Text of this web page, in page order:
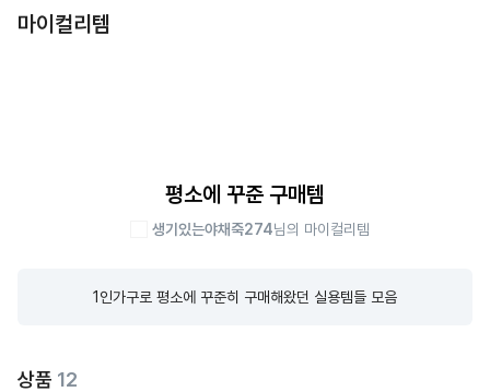
마이컬리템
평소에 꾸준 구매템
생기있는야채죽274님의 마이컬리템
1인가구로 평소에 꾸준히 구매해왔던 실용템들 모음
상품 12